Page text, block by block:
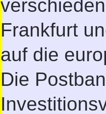
Frankfurt
auf die
Die